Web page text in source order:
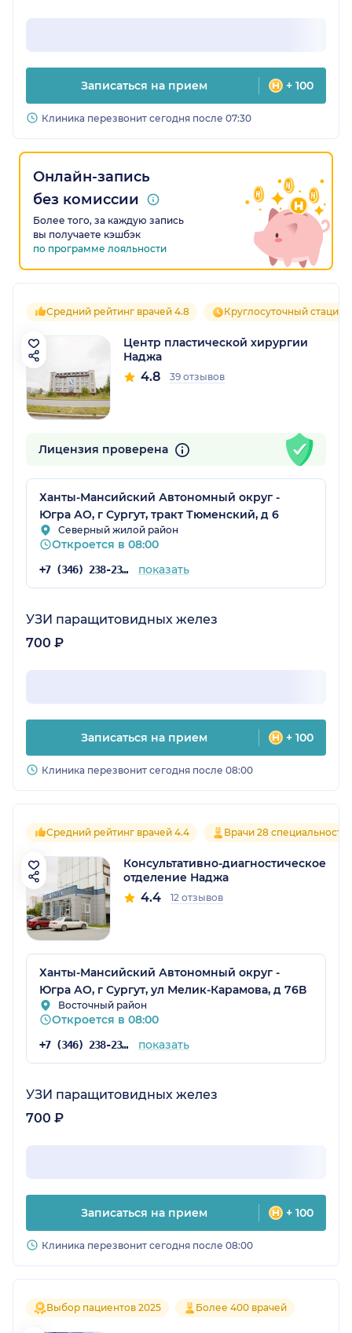
Записаться на прием + 100
Клиника перезвонит сегодня после 07:30
Онлайн-запись
без комиссии
Более того, за каждую запись
вы получаете кэшбэк
по программе лояльности
Средний рейтинг врачей 4.8 Круглосуточный
Центр пластической хирургии
Наджа
4.8 39 отзывов
Лицензия проверена
Ханты-Мансийский Автономный округ -
Югра АО, г Сургут, тракт Тюменский, д 6
Северный жилой район
Откроется в 08:00
+7 (346) 238-23-72 показать
УЗИ паращитовидных желез
700 ₽
Записаться на прием + 100
Клиника перезвонит сегодня после 08:00
Средний рейтинг врачей 4.4 Врачи 28
Консультативно-диагностическое
отделение Наджа
4.4 12 отзывов
Ханты-Мансийский Автономный округ -
Югра АО, г Сургут, ул Мелик-Карамова, д 76В
Восточный район
Откроется в 08:00
+7 (346) 238-23-72 показать
УЗИ паращитовидных желез
700 ₽
Записаться на прием + 100
Клиника перезвонит сегодня после 08:00
Выбор пациентов 2025 Более 400 врачей